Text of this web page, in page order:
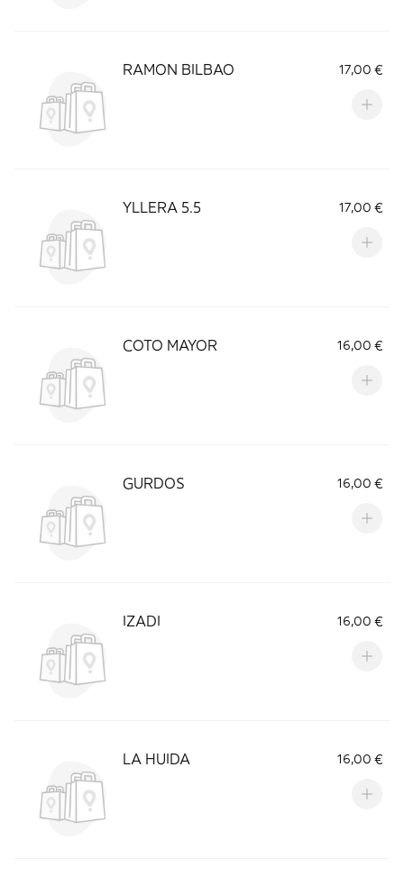
RAMON BILBAO 17,00 €
YLLERA 5.5 17,00 €
COTO MAYOR 16,00 €
GURDOS 16,00 €
IZADI 16,00 €
LA HUIDA 16,00 €